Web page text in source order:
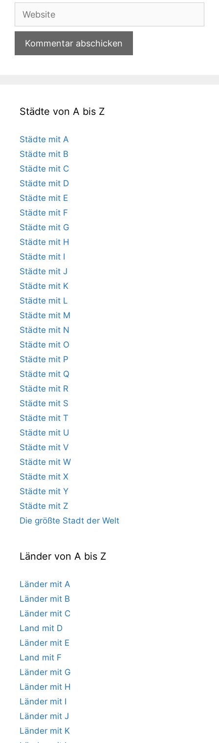
Adresse
Website
Städte von A bis Z
Städte mit A
Städte mit B
Städte mit C
Städte mit D
Städte mit E
Städte mit F
Städte mit G
Städte mit H
Städte mit I
Städte mit J
Städte mit K
Städte mit L
Städte mit M
Städte mit N
Städte mit O
Städte mit P
Städte mit Q
Städte mit R
Städte mit S
Städte mit T
Städte mit U
Städte mit V
Städte mit W
Städte mit X
Städte mit Y
Städte mit Z
Die größte Stadt der Welt
Länder von A bis Z
Länder mit A
Länder mit B
Länder mit C
Land mit D
Länder mit E
Land mit F
Länder mit G
Länder mit H
Länder mit I
Länder mit J
Länder mit K